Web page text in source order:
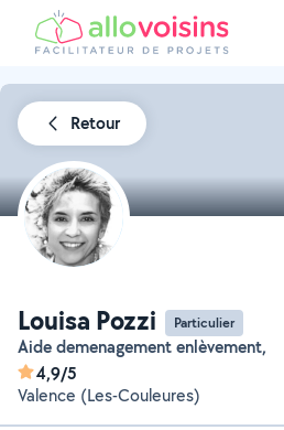
Retour
Louisa Pozzi Particulier
Aide demenagement enlèvement,
4,9/5
Valence (Les-Couleures)